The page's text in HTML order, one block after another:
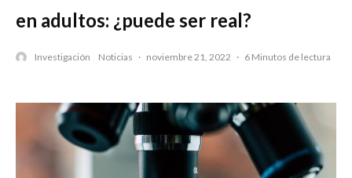
en adultos: ¿puede ser real?
Investigación Noticias · noviembre 21, 2022 · 6 Minutos de lectura